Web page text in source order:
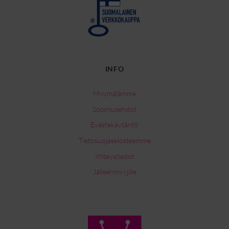
INFO
Myymälämme
Sopimusehdot
Evästekäytäntö
Tietosuojaselosteemme
Yhteystiedot
Jälleenmyyjille